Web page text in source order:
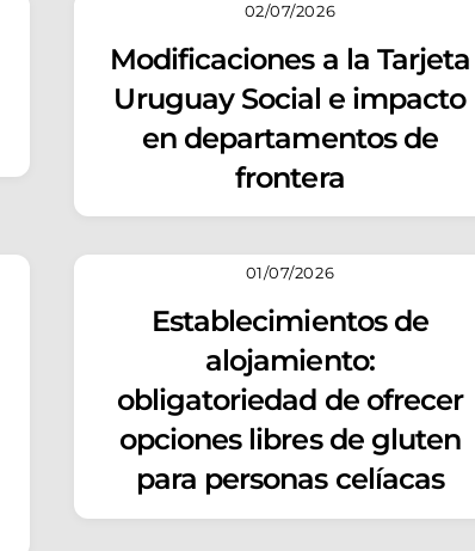
02/07/2026
Modificaciones a la Tarjeta
Uruguay Social e impacto
en departamentos de
frontera
01/07/2026
Establecimientos de
alojamiento:
obligatoriedad de ofrecer
opciones libres de gluten
para personas celíacas